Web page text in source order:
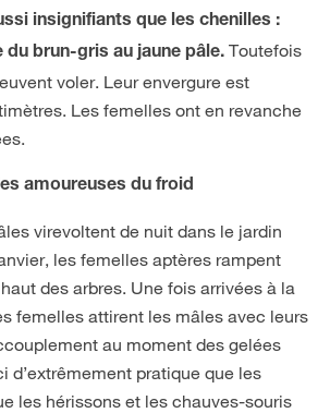
insignifiants que les chenilles :
du brun-gris au jaune pâle. Toutefois
voler. Leur envergure est
Les femelles ont en revanche
amoureuses du froid
virevoltent de nuit dans le jardin
les femelles aptères rampent
des arbres. Une fois arrivées à la
femelles attirent les mâles avec leurs
au moment des gelées
d’extrêmement pratique que les
les hérissons et les chauves-souris